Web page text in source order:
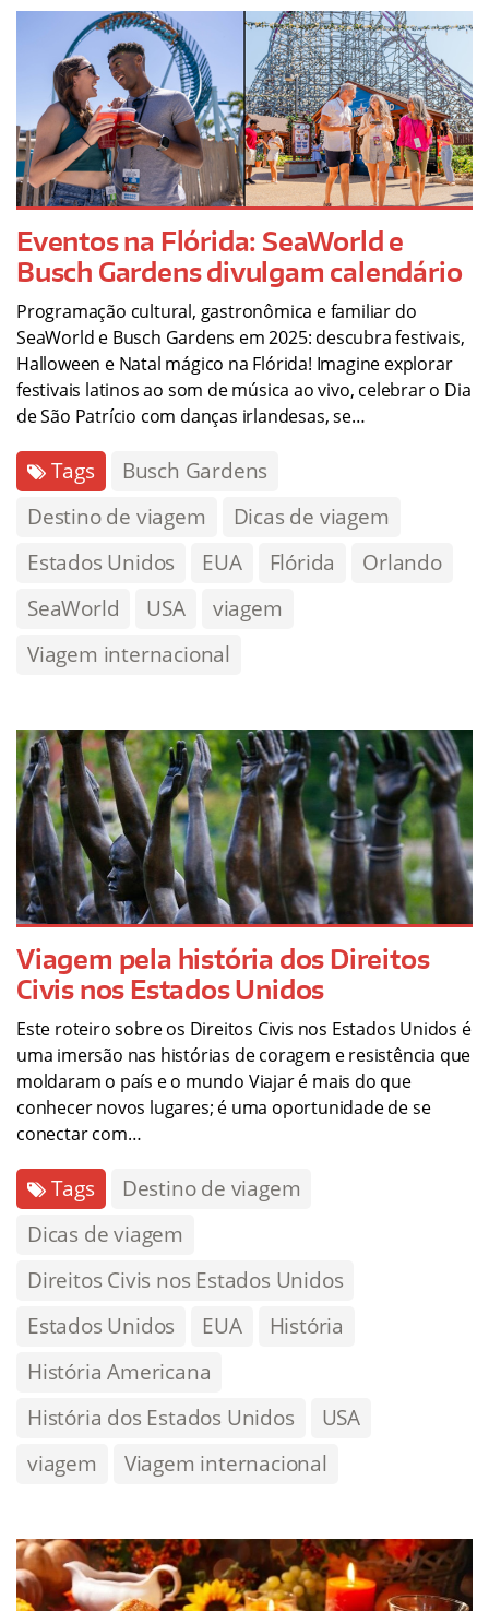
Eventos na Flórida: SeaWorld e
Busch Gardens divulgam calendário
Programação cultural, gastronômica e familiar do
SeaWorld e Busch Gardens em 2025: descubra festivais,
Halloween e Natal mágico na Flórida! Imagine explorar
festivais latinos ao som de música ao vivo, celebrar o Dia
de São Patrício com danças irlandesas, se…
Tags
Busch Gardens
Destino de viagem
Dicas de viagem
Estados Unidos
EUA Flórida
Orlando
SeaWorld
USA
viagem
Viagem internacional
Viagem pela história dos Direitos
Civis nos Estados Unidos
Este roteiro sobre os Direitos Civis nos Estados Unidos é
uma imersão nas histórias de coragem e resistência que
moldaram o país e o mundo Viajar é mais do que
conhecer novos lugares; é uma oportunidade de se
conectar com…
Tags
Destino de viagem
Dicas de viagem
Direitos Civis nos Estados Unidos
Estados Unidos
EUA
História
História Americana
História dos Estados Unidos
USA
viagem
Viagem internacional